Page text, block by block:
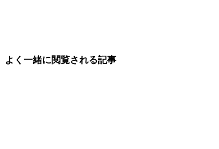
よく一緒に閲覧される記事